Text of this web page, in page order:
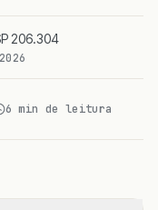
206.304
6 min de leitura